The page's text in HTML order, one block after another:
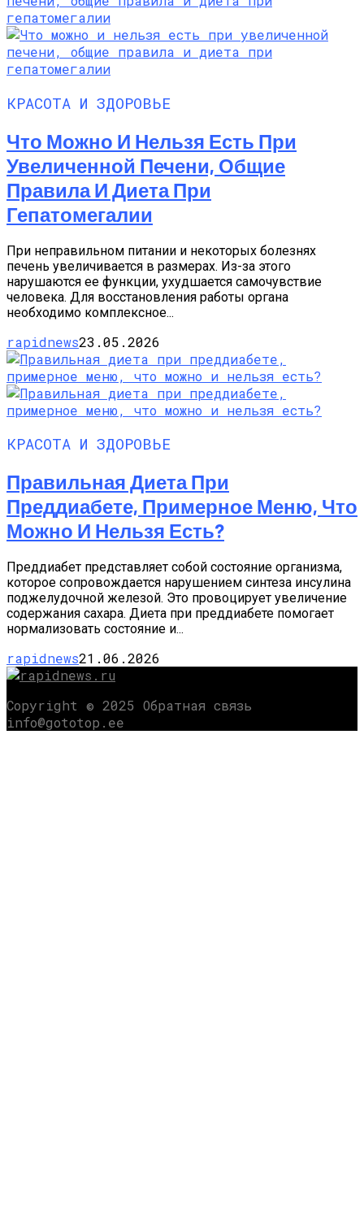
КРАСОТА И ЗДОРОВЬЕ
Что Можно И Нельзя Есть При
Увеличенной Печени, Общие
Правила И Диета При
Гепатомегалии
При неправильном питании и некоторых болезнях
печень увеличивается в размерах. Из-за этого
нарушаются ее функции, ухудшается самочувствие
человека. Для восстановления работы органа
необходимо комплексное...
rapidnews23.05.2026
КРАСОТА И ЗДОРОВЬЕ
Правильная Диета При
Преддиабете, Примерное Меню, Что
Можно И Нельзя Есть?
Преддиабет представляет собой состояние организма,
которое сопровождается нарушением синтеза инсулина
поджелудочной железой. Это провоцирует увеличение
содержания сахара. Диета при преддиабете помогает
нормализовать состояние и...
rapidnews21.06.2026
Copyright © 2025 Обратная связь
info@gototop.ee